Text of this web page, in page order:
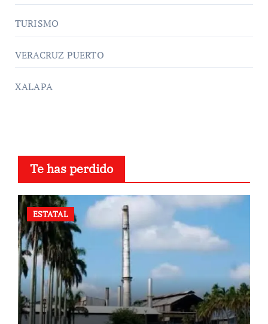
TURISMO
VERACRUZ PUERTO
XALAPA
Te has perdido
ESTATAL